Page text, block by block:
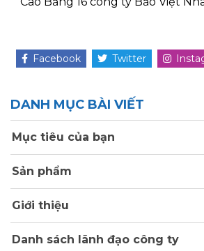
Facebook Twitter
DANH MỤC BÀI VIẾT
Mục tiêu của bạn
Sản phẩm
Giới thiệu
Danh sách lãnh đạo công ty